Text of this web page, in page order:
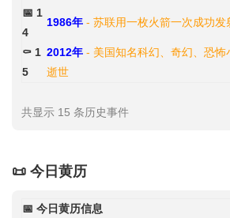
📅 1
4
1986年 - 苏联用一枚火箭一次成功发
⚰️ 1
5
2012年 - 美国知名科幻、奇幻、恐怖
逝世
共显示 15 条历史事件
📜 今日黄历
📅 今日黄历信息